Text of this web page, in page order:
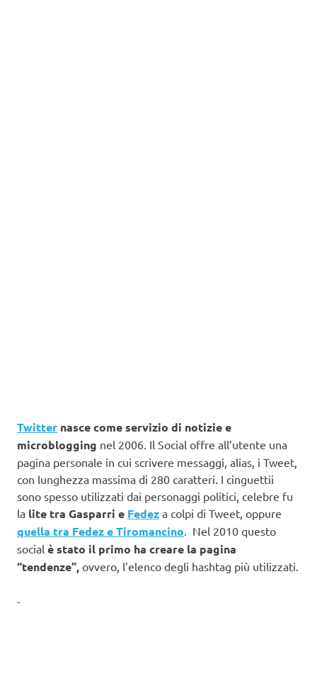
Twitter nasce come servizio di notizie e
microblogging nel 2006. Il Social offre all’utente una
pagina personale in cui scrivere messaggi, alias, i Tweet,
con lunghezza massima di 280 caratteri. I cinguettii
sono spesso utilizzati dai personaggi politici, celebre fu
la lite tra Gasparri e Fedez a colpi di Tweet, oppure
quella tra Fedez e Tiromancino . Nel 2010 questo
social è stato il primo ha creare la pagina
“tendenze”, ovvero, l’elenco degli hashtag più utilizzati.
-